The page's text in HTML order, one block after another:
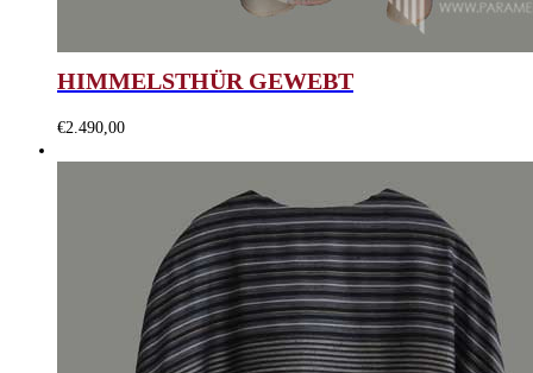
HIMMELSTHÜR GEWEBT
€2.490,00